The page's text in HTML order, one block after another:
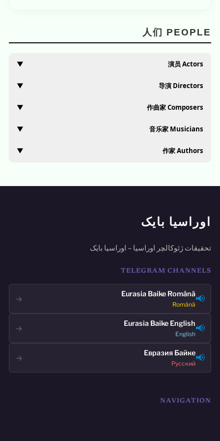
人们 PEOPLE
演员 Actors
▼
导演 Directors
▼
作曲家 Composers
▼
音乐家 Musicians
▼
作家 Authors
▼
اوراسیا بایک
تحقیقات ژئوکالچر اوراسیا – اوراسیا بایک
TELEGRAM CHANNELS
📢
Eurasia Baike Română
Română
→
📢
Eurasia Baike English
English
→
📢
Евразия Байке
Русский
→
NAVIGATION